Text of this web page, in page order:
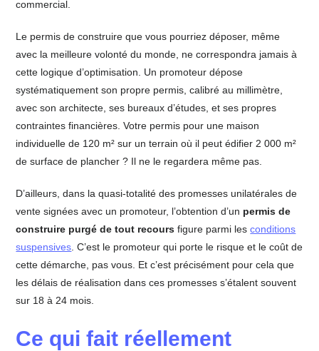
commercial.
Le permis de construire que vous pourriez déposer, même
avec la meilleure volonté du monde, ne correspondra jamais à
cette logique d’optimisation. Un promoteur dépose
systématiquement son propre permis, calibré au millimètre,
avec son architecte, ses bureaux d’études, et ses propres
contraintes financières. Votre permis pour une maison
individuelle de 120 m² sur un terrain où il peut édifier 2 000 m²
de surface de plancher ? Il ne le regardera même pas.
D’ailleurs, dans la quasi-totalité des promesses unilatérales de
vente signées avec un promoteur, l’obtention d’un permis de
construire purgé de tout recours figure parmi lesconditions
suspensives . C’est le promoteur qui porte le risque et le coût de
cette démarche, pas vous. Et c’est précisément pour cela que
les délais de réalisation dans ces promesses s’étalent souvent
sur 18 à 24 mois.
Ce qui fait réellement